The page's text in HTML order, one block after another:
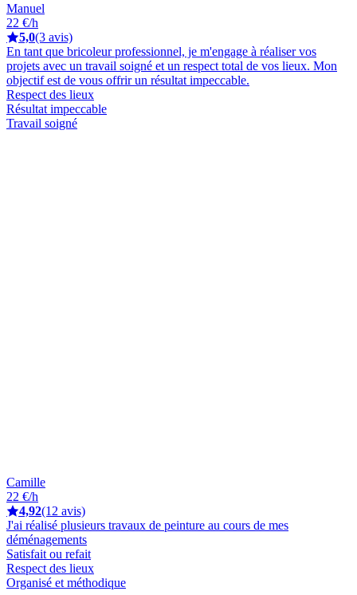
Manuel
22 €/h
5,0(3 avis)
En tant que bricoleur professionnel, je m'engage à réaliser vos
projets avec un travail soigné et un respect total de vos lieux. Mon
objectif est de vous offrir un résultat impeccable.
Respect des lieux
Résultat impeccable
Travail soigné
Camille
22 €/h
4,92(12 avis)
J'ai réalisé plusieurs travaux de peinture au cours de mes
déménagements
Satisfait ou refait
Respect des lieux
Organisé et méthodique